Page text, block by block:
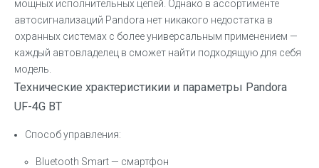
мощных исполнительных цепей. Однако в ассортименте
автосигнализаций Pandora нет никакого недостатка в
охранных системах с более универсальным применением —
каждый автовладелец в сможет найти подходящую для себя
модель.
Технические храктеристикии и параметры Pandora
UF-4G BT
Способ управления:
Bluetooth Smart — смартфон